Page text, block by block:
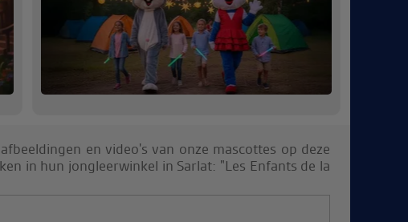
en video's van onze mascottes op deze
in hun jongleerwinkel in Sarlat: "Les Enfants de la